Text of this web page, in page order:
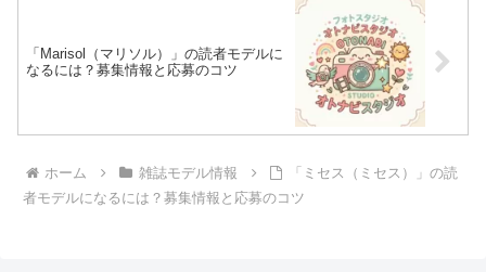
「Marisol（マリソル）」の読者モデルに
なるには？募集情報と応募のコツ
ホーム 雑誌モデル情報
「ミセス（ミセス）」の読
者モデルになるには？募集情報と応募のコツ